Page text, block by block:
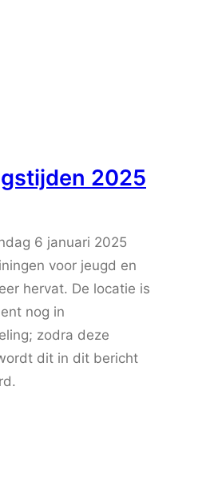
2025
6 januari 2025
voor jeugd en
hervat. De locatie is
nog in
zodra deze
dit in dit bericht